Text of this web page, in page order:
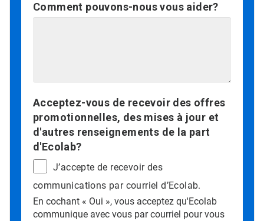
Comment pouvons-nous vous aider?
Acceptez-vous de recevoir des offres
promotionnelles, des mises à jour et
d'autres renseignements de la part
d'Ecolab?
J’accepte de recevoir des
communications par courriel d’Ecolab.
En cochant « Oui », vous acceptez qu'Ecolab
communique avec vous par courriel pour vous